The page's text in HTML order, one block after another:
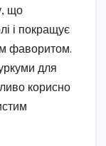
що
і покращує
фаворитом.
для
корисно